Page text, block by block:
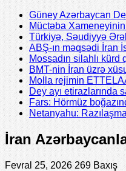
Güney Azərbaycan
Müctəba
Türkiyə, Səudiyyə
ABŞ-ın məqsədi İran
Mossadın silahlı kürd
BMT-nin İran üzrə
Molla rejimin
Dey ayı etirazlarında
Fars: Hörmüz
Netanyahu:
İran
Fevral 25, 2026 269 Baxış